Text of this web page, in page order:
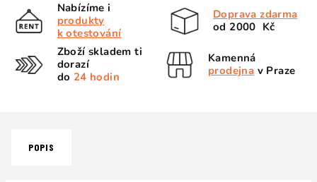
Nabízíme i
produkty
k otestování
Doprava zdarma
od 2000 Kč
Zboží skladem ti
dorazí
do 24 hodin
Kamenná
prodejna v Praze
POPIS